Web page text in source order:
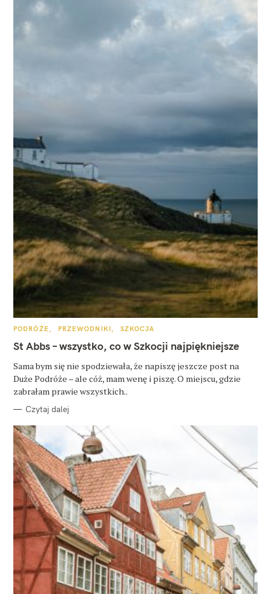
K
T
E
O
R
I
PODRÓŻE PRZEWODNIKI SZKOCJA
St Abbs – wszystko, co w Szkocji najpiękniejsze
Sama bym się nie spodziewała, że napiszę jeszcze post na
Duże Podróże – ale cóż, mam wenę i piszę. O miejscu, gdzie
zabrałam prawie wszystkich..
Czytaj dalej